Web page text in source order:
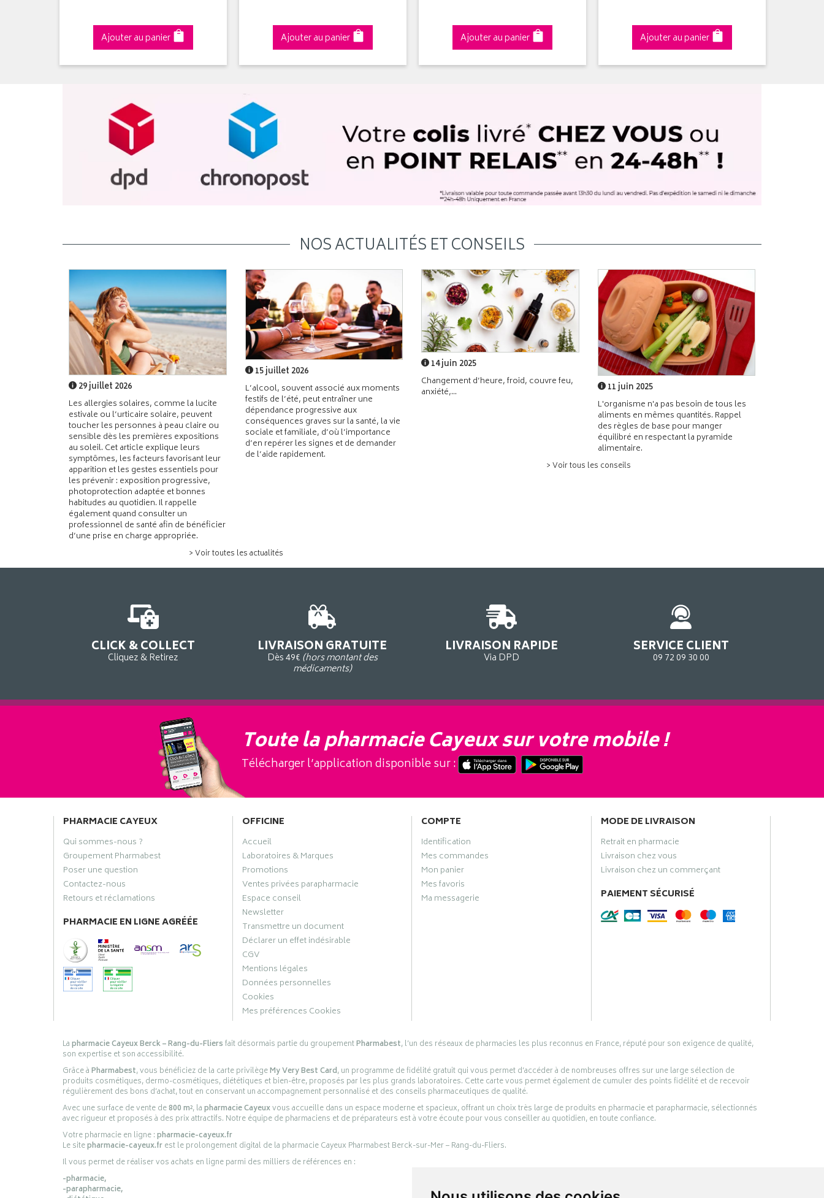
Ajouter au panier Ajouter au panier Ajouter au panier Ajouter au panier
NOS ACTUALITÉS ET CONSEILS
29 juillet 2026
Les allergies solaires, comme la lucite
estivale ou l’urticaire solaire, peuvent
toucher les personnes à peau claire ou
sensible dès les premières expositions
au soleil. Cet article explique leurs
symptômes, les facteurs favorisant leur
apparition et les gestes essentiels pour
les prévenir : exposition progressive,
photoprotection adaptée et bonnes
habitudes au quotidien. Il rappelle
également quand consulter un
professionnel de santé afin de bénéficier
d’une prise en charge appropriée.
15 juillet 2026
L’alcool, souvent associé aux moments
festifs de l’été, peut entraîner une
dépendance progressive aux
conséquences graves sur la santé, la vie
sociale et familiale, d’où l’importance
d’en repérer les signes et de demander
de l’aide rapidement.
> Voir toutes les actualités
14 juin 2025
Changement d’heure, froid, couvre feu,
anxiété,...
11 juin 2025
L'organisme n'a pas besoin de tous les
aliments en mêmes quantités. Rappel
des règles de base pour manger
équilibré en respectant la pyramide
alimentaire.
> Voir tous les conseils
CLICK & COLLECT
Cliquez & Retirez
LIVRAISON GRATUITE
Dès 49€ (hors montant des
médicaments)
LIVRAISON RAPIDE
Via DPD
SERVICE CLIENT
09 72 09 30 00
Toute la pharmacie Cayeux sur votre mobile !
Télécharger l’application disponible sur :
PHARMACIE CAYEUX
Qui sommes-nous ?
Groupement Pharmabest
Poser une question
Contactez-nous
Retours et réclamations
PHARMACIE EN LIGNE AGRÉÉE
OFFICINE
Accueil
Laboratoires & Marques
Promotions
Ventes privées parapharmacie
Espace conseil
Newsletter
Transmettre un document
Déclarer un effet indésirable
CGV
Mentions légales
Données personnelles
Cookies
Mes préférences Cookies
COMPTE
Identification
Mes commandes
Mon panier
Mes favoris
Ma messagerie
MODE DE LIVRAISON
Retrait en pharmacie
Livraison chez vous
Livraison chez un commerçant
PAIEMENT SÉCURISÉ
Lapharmacie Cayeux Berck – Rang-du-Fliersfait désormais partie du groupementPharmabest, l’un des réseaux de pharmacies les plus reconnus en France, réputé pour son exigence de qualité,
son expertise et son accessibilité.
Grâce àPharmabest, vous bénéficiez de la carte privilègeMy Very Best Card, un programme de fidélité gratuit qui vous permet d’accéder à de nombreuses offres sur une large sélection de
produits cosmétiques, dermo-cosmétiques, diététiques et bien-être, proposés par les plus grands laboratoires. Cette carte vous permet également de cumuler des points fidélité et de recevoir
régulièrement des bons d’achat, tout en conservant un accompagnement personnalisé et des conseils pharmaceutiques de qualité.
Avec une surface de vente de800 m², lapharmacie Cayeuxvous accueille dans un espace moderne et spacieux, offrant un choix très large de produits en pharmacie et parapharmacie, sélectionnés
avec rigueur et proposés à des prix attractifs. Notre équipe de pharmaciens et de préparateurs est à votre écoute pour vous conseiller au quotidien, en toute confiance.
Votre pharmacie en ligne :pharmacie-cayeux.fr
Le sitepharmacie-cayeux.frest le prolongement digital de la pharmacie Cayeux Pharmabest Berck-sur-Mer – Rang-du-Fliers.
Il vous permet de réaliser vos achats en ligne parmi des milliers de références en :
-pharmacie,
-parapharmacie,